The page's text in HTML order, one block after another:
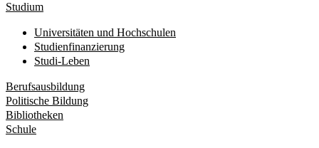
Studium
Universitäten und Hochschulen
Studienfinanzierung
Studi-Leben
Berufsausbildung
Politische Bildung
Bibliotheken
Schule